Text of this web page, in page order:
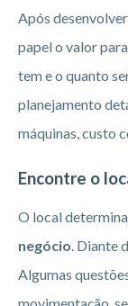
Após
papel o valor
tem e o quanto
planejamento
máquinas, custo
Encontre o
O local
negócio. Diante
Algumas